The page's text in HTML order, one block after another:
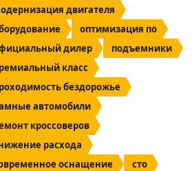
двигателя
оптимизация по
дилер
подъемники
класс
бездорожье
автомобили
кроссоверов
расхода
оснащение
сто